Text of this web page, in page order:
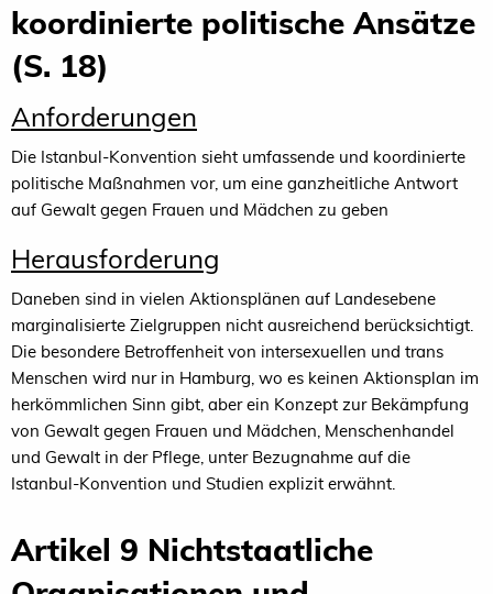
koordinierte politische Ansätze
(S. 18)
Anforderungen
Die Istanbul-Konvention sieht umfassende und koordinierte
politische Maßnahmen vor, um eine ganzheitliche Antwort
auf Gewalt gegen Frauen und Mädchen zu geben
Herausforderung
Daneben sind in vielen Aktionsplänen auf Landesebene
marginalisierte Zielgruppen nicht ausreichend berücksichtigt.
Die besondere Betroffenheit von intersexuellen und trans
Menschen wird nur in Hamburg, wo es keinen Aktionsplan im
herkömmlichen Sinn gibt, aber ein Konzept zur Bekämpfung
von Gewalt gegen Frauen und Mädchen, Menschenhandel
und Gewalt in der Pflege, unter Bezugnahme auf die
Istanbul-Konvention und Studien explizit erwähnt.
Artikel 9 Nichtstaatliche